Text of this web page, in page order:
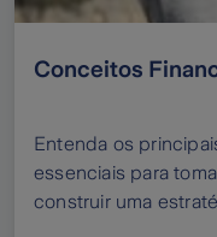
Conceitos
Entenda os
essenciais para
construir uma